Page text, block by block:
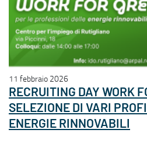
11 febbraio 2026
RECRUITING DAY WORK
SELEZIONE DI VARI
ENERGIE RINNOVABILI